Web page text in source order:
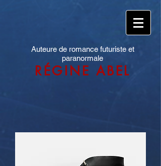
Auteure de romance futuriste et
paranormale
RÉGINE ABEL